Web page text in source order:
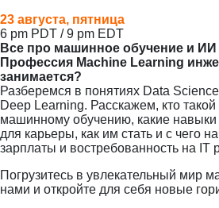
23 августа, пятница
6 pm PDT / 9 pm EDT
Все про машинное обучение и
Профессия Machine Learning
занимается?
Разберемся в понятиях Data
Deep Learning. Расскажем, кто
машинному обучению, какие
для карьеры, как им стать и с чего
зарплаты и востребованность на
Погрузитесь в увлекательный мир
нами и откройте для себя новые